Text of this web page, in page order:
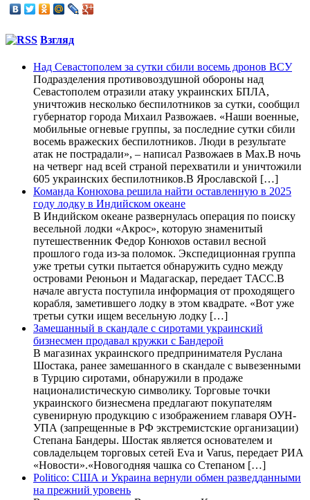
Взгляд
Над Севастополем за сутки сбили восемь дронов ВСУ
Подразделения противовоздушной обороны над
Севастополем отразили атаку украинских БПЛА,
уничтожив несколько беспилотников за сутки, сообщил
губернатор города Михаил Развожаев. «Наши военные,
мобильные огневые группы, за последние сутки сбили
восемь вражеских беспилотников. Люди в результате
атак не пострадали», – написал Развожаев в Max.В ночь
на четверг над всей страной перехватили и уничтожили
605 украинских беспилотников.В Ярославской […]
Команда Конюхова решила найти оставленную в 2025
году лодку в Индийском океане
В Индийском океане развернулась операция по поиску
весельной лодки «Акрос», которую знаменитый
путешественник Федор Конюхов оставил весной
прошлого года из-за поломок. Экспедиционная группа
уже третьи сутки пытается обнаружить судно между
островами Реюньон и Мадагаскар, передает ТАСС.В
начале августа поступила информация от проходящего
корабля, заметившего лодку в этом квадрате. «Вот уже
третьи сутки ищем весельную лодку […]
Замешанный в скандале с сиротами украинский
бизнесмен продавал кружки с Бандерой
В магазинах украинского предпринимателя Руслана
Шостака, ранее замешанного в скандале с вывезенными
в Турцию сиротами, обнаружили в продаже
националистическую символику. Торговые точки
украинского бизнесмена предлагают покупателям
сувенирную продукцию с изображением главаря ОУН-
УПА (запрещенные в РФ экстремистские организации)
Степана Бандеры. Шостак является основателем и
совладельцем торговых сетей Eva и Varus, передает РИА
«Новости».«Новогодняя чашка со Степаном […]
Politico: США и Украина вернули обмен разведданными
на прежний уровень